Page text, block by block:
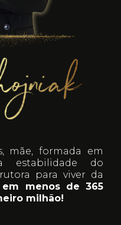
mãe, formada em
estabilidade do
para viver da
em menos de 365
milhão!